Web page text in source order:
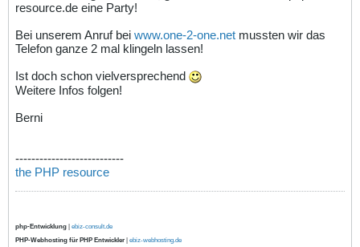
resource.de eine Party!
Bei unserem Anruf bei www.one-2-one.net mussten wir das
Telefon ganze 2 mal klingeln lassen!
Ist doch schon vielversprechend
Weitere Infos folgen!
Berni
---------------------------
the PHP resource
php-Entwicklung | ebiz-consult.de
PHP-Webhosting für PHP Entwickler | ebiz-webhosting.de